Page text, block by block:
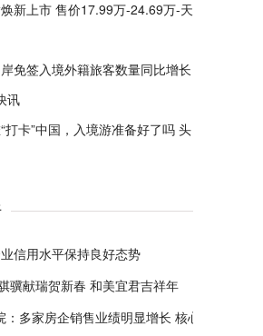
新上市 售价17.99万-24.69万-天
免签入境外籍旅客数量同比增长
讯
打卡”中国，入境游准备好了吗 头
信用水平保持良好态势
骥献瑞贺新春 和美宜君吉祥年
：多家房企销售业绩明显增长 核心城市或迎"